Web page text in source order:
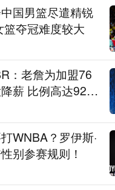
国男篮尽遣精锐
夺冠难度较大
：老詹为加盟76
薪 比例高达92.
WNBA？罗伊斯·
别参赛规则！